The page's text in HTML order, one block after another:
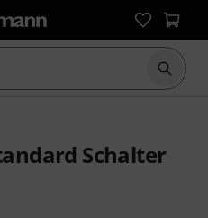
Suche
Schalter
aus 1057